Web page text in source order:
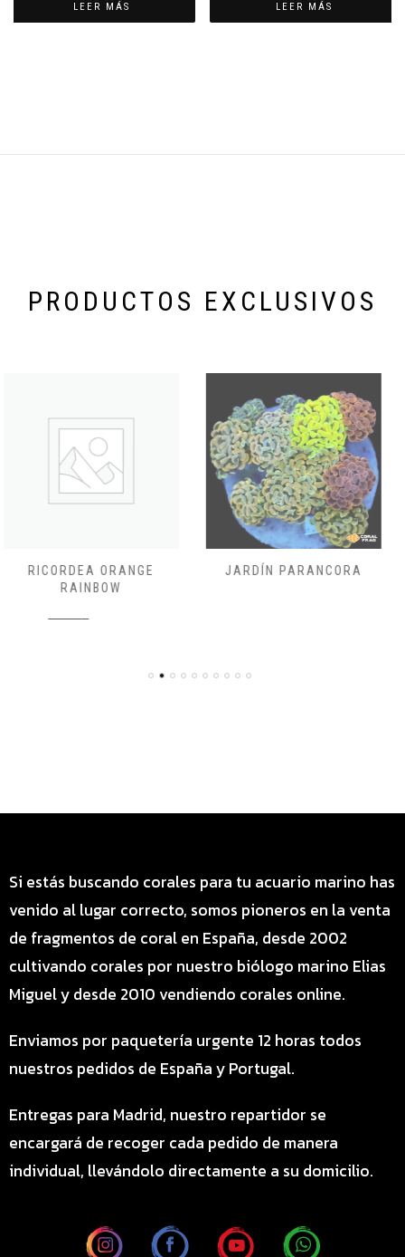
LEER MÁS LEER MÁS
PRODUCTOS EXCLUSIVOS
JARDÍN PARANCORA
DENDRONEPHTHYA PINK-
Si estás buscando corales para tu acuario marino has
venido al lugar correcto, somos pioneros en la venta
de fragmentos de coral en España, desde 2002
cultivando corales por nuestro biólogo marino Elias
Miguel y desde 2010 vendiendo corales online.
Enviamos por paquetería urgente 12 horas todos
nuestros pedidos de España y Portugal.
Entregas para Madrid, nuestro repartidor se
encargará de recoger cada pedido de manera
individual, llevándolo directamente a su domicilio.